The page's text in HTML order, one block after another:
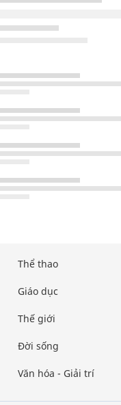
Thể thao
Giáo dục
Thế giới
Đời sống
Văn hóa - Giải trí